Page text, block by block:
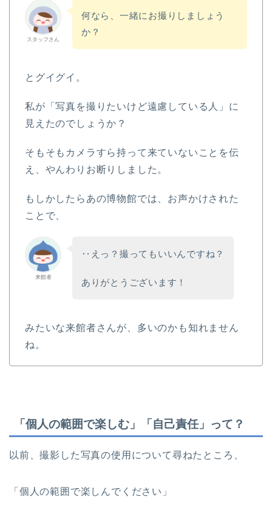
スタッフさん
何なら、一緒にお撮りしましょう
か？
とグイグイ。
私が「写真を撮りたいけど遠慮している人」に
見えたのでしょうか？
そもそもカメラすら持って来ていないことを伝
え、やんわりお断りしました。
もしかしたらあの博物館では、お声かけされた
ことで、
来館者
‥えっ？撮ってもいいんですね？
ありがとうございます！
みたいな来館者さんが、多いのかも知れません
ね。
「個人の範囲で楽しむ」「自己責任」って？
以前、撮影した写真の使用について尋ねたところ、
「個人の範囲で楽しんでください」